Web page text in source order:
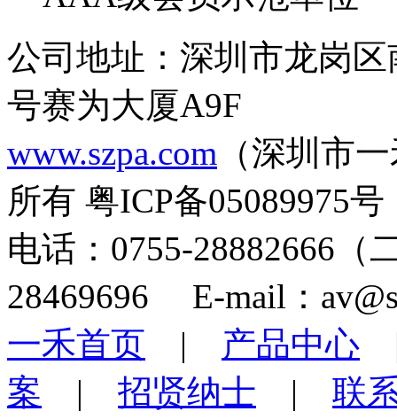
公司地址：深圳市龙岗
号赛为大厦A9F
www.szpa.com （深圳市
所有 粤ICP备05089975号
电话：0755-28882666
28469696 E-mail：
一禾首页 | 产品中心
案 | 招贤纳士 | 联